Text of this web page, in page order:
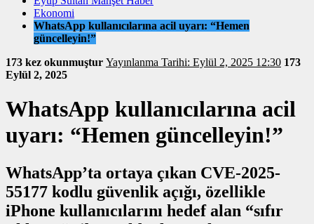
Ekonomi
WhatsApp kullanıcılarına acil uyarı: “Hemen
güncelleyin!”
173 kez okunmuştur
Yayınlanma Tarihi: Eylül 2, 2025 12:30 173
Eylül 2, 2025
WhatsApp kullanıcılarına acil
uyarı: “Hemen güncelleyin!”
WhatsApp’ta ortaya çıkan CVE-2025-
55177 kodlu güvenlik açığı, özellikle
iPhone kullanıcılarını hedef alan “sıfır